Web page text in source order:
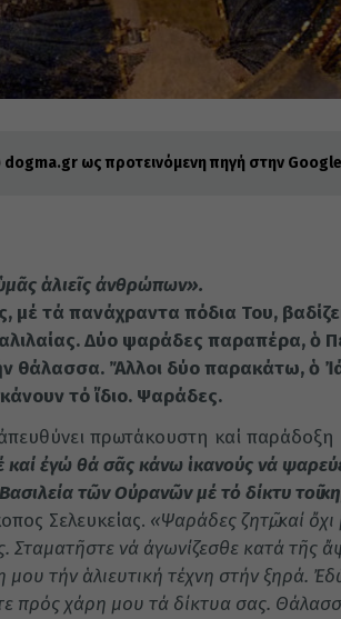
ως προτεινόμενη πηγή στην Google
ἁλιεῖς ἀνθρώπων».
μέ τά πανάχραντα πόδια Του,
Δύο ψαράδες παραπέρα, ὁ
θάλασσα. Ἄλλοι δύο παρακάτω, ὁ
τό ἴδιο. Ψαράδες.
πρωτάκουστη καί παράδοξη
ἐγώ θά σᾶς κάνω ἱκανούς νά
τῶν Οὐρανῶν μέ τό δίκτυ τοῦ
Σελευκείας. «Ψαράδες ζητῶ, καί ὄχι
Σταματῆστε νά ἀγωνίζεσθε κατά τῆς
τήν ἁλιευτική τέχνη στήν ξηρά. Ἐδῶ
πρός χάρη μου τά δίκτυα σας.